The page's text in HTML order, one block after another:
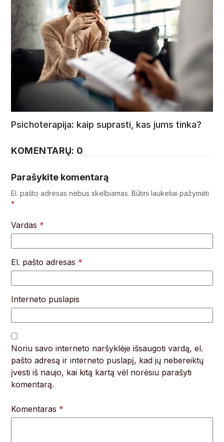
Psichoterapija: kaip suprasti, kas jums tinka?
KOMENTARŲ: 0
Parašykite komentarą
El. pašto adresas nebus skelbiamas. Būtini laukeliai pažymėti
*
Vardas *
El. pašto adresas *
Interneto puslapis
Noriu savo interneto naršyklėje išsaugoti vardą, el.
pašto adresą ir interneto puslapį, kad jų nebereiktų
įvesti iš naujo, kai kitą kartą vėl norėsiu parašyti
komentarą.
Komentaras *